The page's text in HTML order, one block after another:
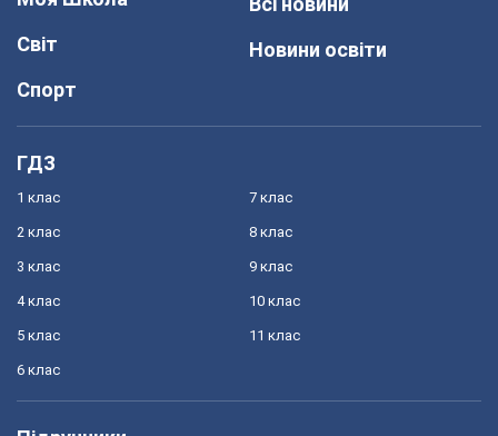
Світ
Спорт
Новини освіти
ГДЗ
1 клас
2 клас
3 клас
4 клас
5 клас
6 клас
7 клас
8 клас
9 клас
10 клас
11 клас